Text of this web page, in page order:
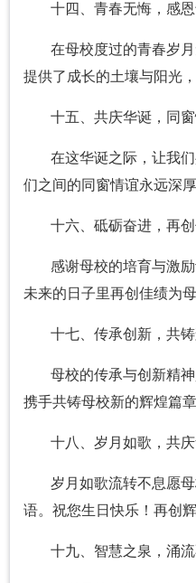
十四、青春无悔，感
在母校度过的青春岁
提供了成长的土壤与阳光
十五、共庆华诞，同
在这华诞之际，让我
们之间的同窗情谊永远深厚
十六、砥砺奋进，再
感谢母校的培育与激
未来的日子里再创佳绩为
十七、传承创新，共
母校的传承与创新精
携手共铸母校新的辉煌篇章
十八、岁月如歌，共
岁月如歌流转不息愿
语。祝您生日快乐！再创辉
十九、智慧之泉，涌